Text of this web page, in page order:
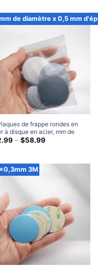
de diamètre x 0,5 mm
de frappe rondes en
à disque en acier, mm de
x 0,5 mm d'épaisseur
– $58.99Gamme
3M